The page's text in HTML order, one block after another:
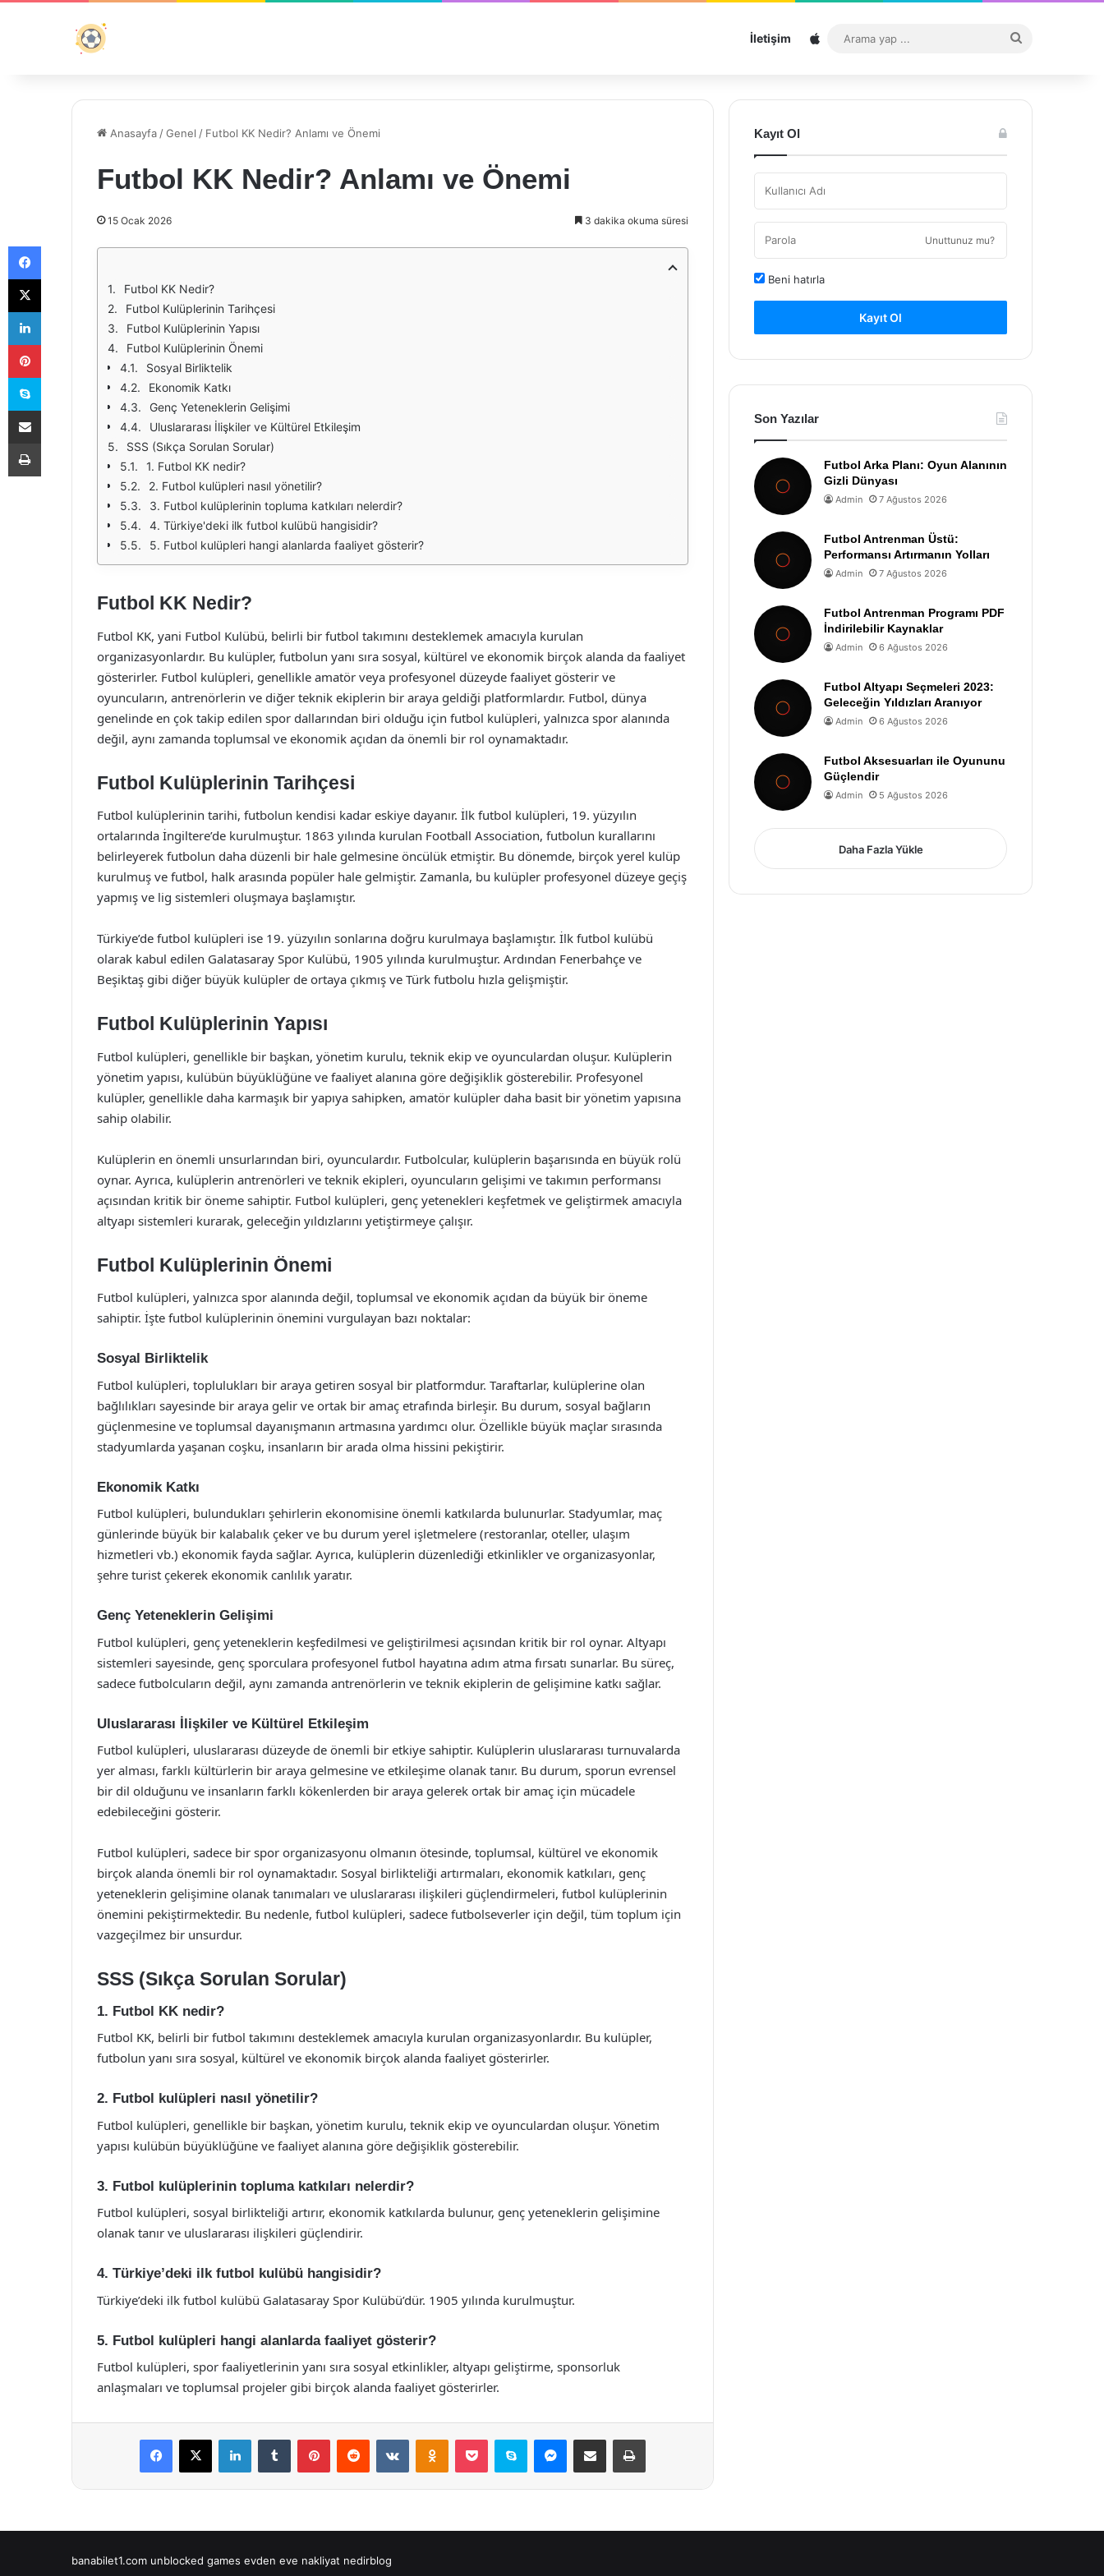
İletişim Sitemap
...
Anasayfa /Genel / Futbol KK Nedir? Anlamı ve Önemi
Futbol KK Nedir? Anlamı ve Önemi
15 Ocak 2026 3 dakika okuma süresi
Futbol KK Nedir?
Futbol Kulüplerinin Tarihçesi
Futbol Kulüplerinin Yapısı
Futbol Kulüplerinin Önemi
Sosyal Birliktelik
Ekonomik Katkı
Genç Yeteneklerin Gelişimi
Uluslararası İlişkiler ve Kültürel Etkileşim
SSS (Sıkça Sorulan Sorular)
1. Futbol KK nedir?
2. Futbol kulüpleri nasıl yönetilir?
3. Futbol kulüplerinin topluma katkıları nelerdir?
4. Türkiye'deki ilk futbol kulübü hangisidir?
5. Futbol kulüpleri hangi alanlarda faaliyet gösterir?
Futbol KK Nedir?
Futbol KK, yani Futbol Kulübü, belirli bir futbol takımını desteklemek amacıyla kurulan
organizasyonlardır. Bu kulüpler, futbolun yanı sıra sosyal, kültürel ve ekonomik birçok alanda da faaliyet
gösterirler. Futbol kulüpleri, genellikle amatör veya profesyonel düzeyde faaliyet gösterir ve
oyuncuların, antrenörlerin ve diğer teknik ekiplerin bir araya geldiği platformlardır. Futbol, dünya
genelinde en çok takip edilen spor dallarından biri olduğu için futbol kulüpleri, yalnızca spor alanında
değil, aynı zamanda toplumsal ve ekonomik açıdan da önemli bir rol oynamaktadır.
Futbol Kulüplerinin Tarihçesi
Futbol kulüplerinin tarihi, futbolun kendisi kadar eskiye dayanır. İlk futbol kulüpleri, 19. yüzyılın
ortalarında İngiltere’de kurulmuştur. 1863 yılında kurulan Football Association, futbolun kurallarını
belirleyerek futbolun daha düzenli bir hale gelmesine öncülük etmiştir. Bu dönemde, birçok yerel kulüp
kurulmuş ve futbol, halk arasında popüler hale gelmiştir. Zamanla, bu kulüpler profesyonel düzeye geçiş
yapmış ve lig sistemleri oluşmaya başlamıştır.
Türkiye’de futbol kulüpleri ise 19. yüzyılın sonlarına doğru kurulmaya başlamıştır. İlk futbol kulübü
olarak kabul edilen Galatasaray Spor Kulübü, 1905 yılında kurulmuştur. Ardından Fenerbahçe ve
Beşiktaş gibi diğer büyük kulüpler de ortaya çıkmış ve Türk futbolu hızla gelişmiştir.
Futbol Kulüplerinin Yapısı
Futbol kulüpleri, genellikle bir başkan, yönetim kurulu, teknik ekip ve oyunculardan oluşur. Kulüplerin
yönetim yapısı, kulübün büyüklüğüne ve faaliyet alanına göre değişiklik gösterebilir. Profesyonel
kulüpler, genellikle daha karmaşık bir yapıya sahipken, amatör kulüpler daha basit bir yönetim yapısına
sahip olabilir.
Kulüplerin en önemli unsurlarından biri, oyunculardır. Futbolcular, kulüplerin başarısında en büyük rolü
oynar. Ayrıca, kulüplerin antrenörleri ve teknik ekipleri, oyuncuların gelişimi ve takımın performansı
açısından kritik bir öneme sahiptir. Futbol kulüpleri, genç yetenekleri keşfetmek ve geliştirmek amacıyla
altyapı sistemleri kurarak, geleceğin yıldızlarını yetiştirmeye çalışır.
Futbol Kulüplerinin Önemi
Futbol kulüpleri, yalnızca spor alanında değil, toplumsal ve ekonomik açıdan da büyük bir öneme
sahiptir. İşte futbol kulüplerinin önemini vurgulayan bazı noktalar:
Sosyal Birliktelik
Futbol kulüpleri, toplulukları bir araya getiren sosyal bir platformdur. Taraftarlar, kulüplerine olan
bağlılıkları sayesinde bir araya gelir ve ortak bir amaç etrafında birleşir. Bu durum, sosyal bağların
güçlenmesine ve toplumsal dayanışmanın artmasına yardımcı olur. Özellikle büyük maçlar sırasında
stadyumlarda yaşanan coşku, insanların bir arada olma hissini pekiştirir.
Ekonomik Katkı
Futbol kulüpleri, bulundukları şehirlerin ekonomisine önemli katkılarda bulunurlar. Stadyumlar, maç
günlerinde büyük bir kalabalık çeker ve bu durum yerel işletmelere (restoranlar, oteller, ulaşım
hizmetleri vb.) ekonomik fayda sağlar. Ayrıca, kulüplerin düzenlediği etkinlikler ve organizasyonlar,
şehre turist çekerek ekonomik canlılık yaratır.
Genç Yeteneklerin Gelişimi
Futbol kulüpleri, genç yeteneklerin keşfedilmesi ve geliştirilmesi açısından kritik bir rol oynar. Altyapı
sistemleri sayesinde, genç sporculara profesyonel futbol hayatına adım atma fırsatı sunarlar. Bu süreç,
sadece futbolcuların değil, aynı zamanda antrenörlerin ve teknik ekiplerin de gelişimine katkı sağlar.
Uluslararası İlişkiler ve Kültürel Etkileşim
Futbol kulüpleri, uluslararası düzeyde de önemli bir etkiye sahiptir. Kulüplerin uluslararası turnuvalarda
yer alması, farklı kültürlerin bir araya gelmesine ve etkileşime olanak tanır. Bu durum, sporun evrensel
bir dil olduğunu ve insanların farklı kökenlerden bir araya gelerek ortak bir amaç için mücadele
edebileceğini gösterir.
Futbol kulüpleri, sadece bir spor organizasyonu olmanın ötesinde, toplumsal, kültürel ve ekonomik
birçok alanda önemli bir rol oynamaktadır. Sosyal birlikteliği artırmaları, ekonomik katkıları, genç
yeteneklerin gelişimine olanak tanımaları ve uluslararası ilişkileri güçlendirmeleri, futbol kulüplerinin
önemini pekiştirmektedir. Bu nedenle, futbol kulüpleri, sadece futbolseverler için değil, tüm toplum için
vazgeçilmez bir unsurdur.
SSS (Sıkça Sorulan Sorular)
1. Futbol KK nedir?
Futbol KK, belirli bir futbol takımını desteklemek amacıyla kurulan organizasyonlardır. Bu kulüpler,
futbolun yanı sıra sosyal, kültürel ve ekonomik birçok alanda faaliyet gösterirler.
2. Futbol kulüpleri nasıl yönetilir?
Futbol kulüpleri, genellikle bir başkan, yönetim kurulu, teknik ekip ve oyunculardan oluşur. Yönetim
yapısı kulübün büyüklüğüne ve faaliyet alanına göre değişiklik gösterebilir.
3. Futbol kulüplerinin topluma katkıları nelerdir?
Futbol kulüpleri, sosyal birlikteliği artırır, ekonomik katkılarda bulunur, genç yeteneklerin gelişimine
olanak tanır ve uluslararası ilişkileri güçlendirir.
4. Türkiye’deki ilk futbol kulübü hangisidir?
Türkiye’deki ilk futbol kulübü Galatasaray Spor Kulübü’dür. 1905 yılında kurulmuştur.
5. Futbol kulüpleri hangi alanlarda faaliyet gösterir?
Futbol kulüpleri, spor faaliyetlerinin yanı sıra sosyal etkinlikler, altyapı geliştirme, sponsorluk
anlaşmaları ve toplumsal projeler gibi birçok alanda faaliyet gösterirler.
Facebook
X LinkedInTumblr PinterestReddit VKontakteOdnoklassniki
Pocket Skype Messenger
E-Posta ile paylaş Yazdır
Kayıt Ol
Unuttunuz mu?
Beni hatırla
Kayıt Ol
Son Yazılar
Futbol Arka Planı: Oyun Alanının
Gizli Dünyası
Admin 7 Ağustos 2026
Futbol Antrenman Üstü:
Performansı Artırmanın Yolları
Admin 7 Ağustos 2026
Futbol Antrenman Programı PDF
İndirilebilir Kaynaklar
Admin 6 Ağustos 2026
Futbol Altyapı Seçmeleri 2023:
Geleceğin Yıldızları Aranıyor
Admin 6 Ağustos 2026
Futbol Aksesuarları ile Oyununu
Güçlendir
Admin 5 Ağustos 2026
Daha Fazla Yükle
banabilet1.com unblocked games evden eve nakliyat nedirblog
Facebook
X
LinkedIn
Pinterest
Skype
E-Posta ile paylaş